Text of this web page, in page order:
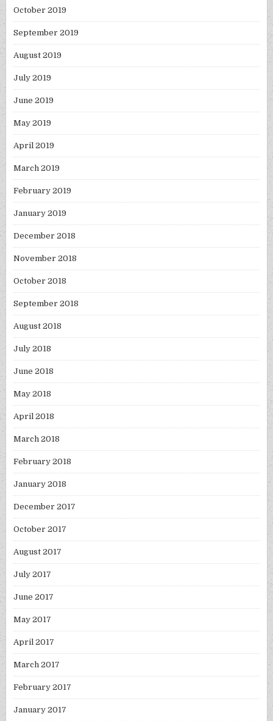
October 2019
September 2019
August 2019
July 2019
June 2019
May 2019
April 2019
March 2019
February 2019
January 2019
December 2018
November 2018
October 2018
September 2018
August 2018
July 2018
June 2018
May 2018
April 2018
March 2018
February 2018
January 2018
December 2017
October 2017
August 2017
July 2017
June 2017
May 2017
April 2017
March 2017
February 2017
January 2017